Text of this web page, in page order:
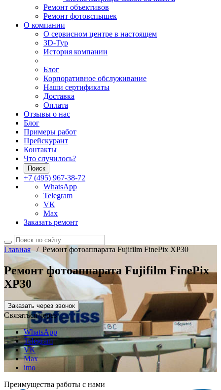
Ремонт объективов
Ремонт фотовспышек
О компании
О сервисном центре в настоящем
3D-Тур
История компании
Блог
Корпоративное обслуживание
Наши сертификаты
Доставка
Оплата
Отзывы о нас
Блог
Примеры работ
Прейскурант
Контакты
Что случилось?
Поиск
+7 (495) 967-38-72
WhatsApp
Telegram
VK
Max
Заказать ремонт
Главная/ Ремонт фотоаппарата Fujifilm FinePix XP30
Ремонт фотоаппарата Fujifilm FinePix
XP30
Заказать через звонок
Связаться через
WhatsApp
Telegram
VK
Max
imo
Преимущества работы с нами